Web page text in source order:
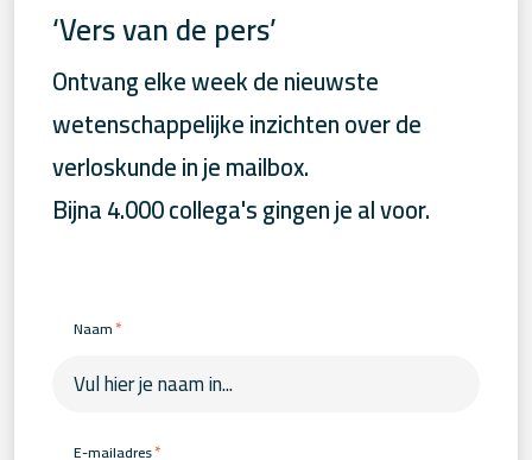
‘Vers van de pers’
Ontvang elke week de nieuwste
wetenschappelijke inzichten over de
verloskunde in je mailbox.
Bijna 4.000 collega's gingen je al voor.
Naam*
E-mailadres*